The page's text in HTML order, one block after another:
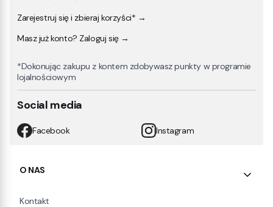
Zarejestruj się i zbieraj korzyści* →
Masz już konto? Zaloguj się →
*Dokonując zakupu z kontem zdobywasz punkty w programie
lojalnościowym
Social media
Facebook Instagram
Linki w stopce
O NAS
Kontakt